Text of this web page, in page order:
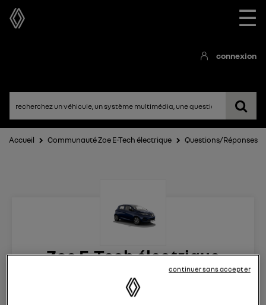
☰
connexion
Accueil Communauté Zoe E-Tech électrique Questions/Réponses
Zoe E-Tech électrique
électriques
continuer sans accepter